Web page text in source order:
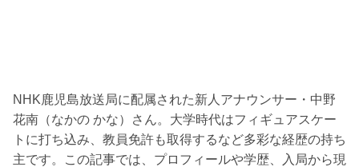
NHK鹿児島放送局に配属された新人アナウンサー・中野
花南（なかの かな）さん。大学時代はフィギュアスケー
トに打ち込み、教員免許も取得するなど多彩な経歴の持ち
主です。この記事では、プロフィールや学歴、入局から現